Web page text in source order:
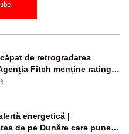
de retrogradarea
Fitch menține ratingul
negativă
energetică |
de pe Dunăre care pune